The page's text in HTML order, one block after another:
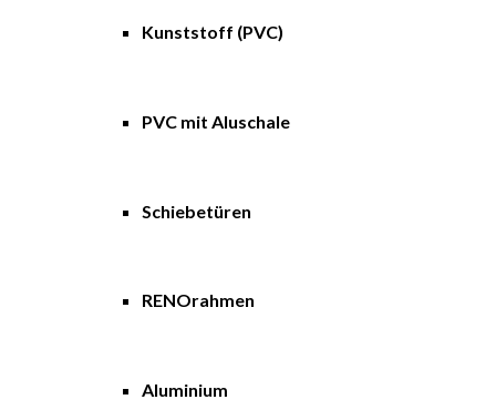
Kunststoff (PVC)
PVC mit Aluschale
Schiebetüren
RENOrahmen
Aluminium